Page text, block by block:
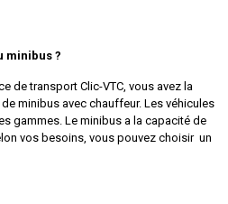
minibus ?
de transport Clic-VTC, vous avez la
minibus avec chauffeur. Les véhicules
gammes. Le minibus a la capacité de
vos besoins, vous pouvez choisir un